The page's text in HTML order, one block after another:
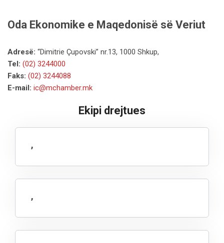
Oda Ekonomike e Maqedonisë së Veriut
Adresë: “Dimitrie Çupovski” nr.13, 1000 Shkup,
Tel: (02) 3244000
Faks: (02) 3244088
E-mail: ic@mchamber.mk
Ekipi drejtues
,
,